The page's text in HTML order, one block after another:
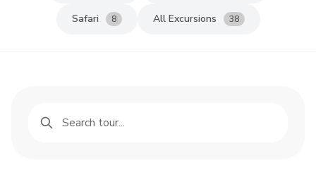
Safari 8 All Excursions 38